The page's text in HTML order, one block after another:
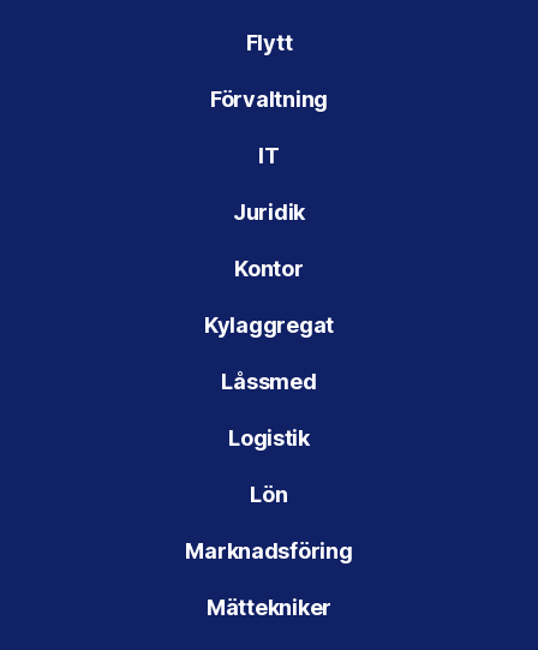
Flytt
Förvaltning
IT
Juridik
Kontor
Kylaggregat
Låssmed
Logistik
Lön
Marknadsföring
Mättekniker